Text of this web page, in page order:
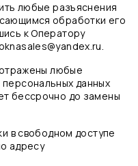
любые разъяснения
обработки его
к Оператору
любые
данных
бессрочно до замены
в свободном доступе
адресу